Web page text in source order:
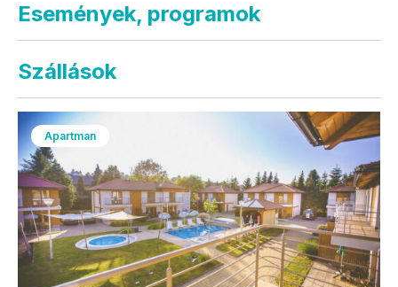
Események, programok
Szállások
Apartman